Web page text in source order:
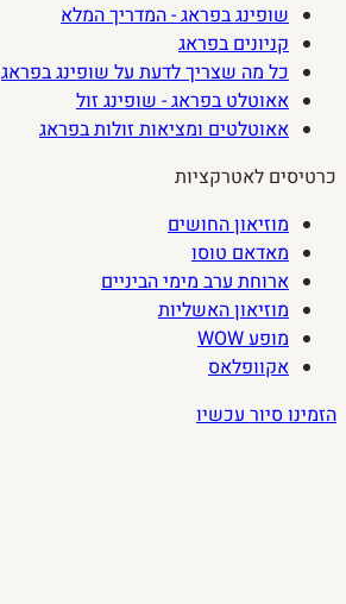
שופינג בפראג - המדריך המלא
קניונים בפראג
כל מה שצריך לדעת על שופינג בפראג
אאוטלט בפראג - שופינג זול
אאוטלטים ומציאות זולות בפראג
כרטיסים לאטרקציות
מוזיאון החושים
מאדאם טוסו
ארוחת ערב מימי הביניים
מוזיאון האשליות
מופע WOW
אקוופלאס
הזמינו סיור עכשיו